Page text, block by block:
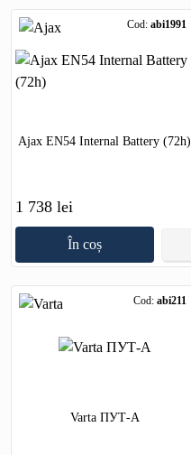
Cod: abi1991
Ajax EN54 Internal Battery (72h)
1 738 lei
În coș
Cod: abi211
Varta ПУТ-А